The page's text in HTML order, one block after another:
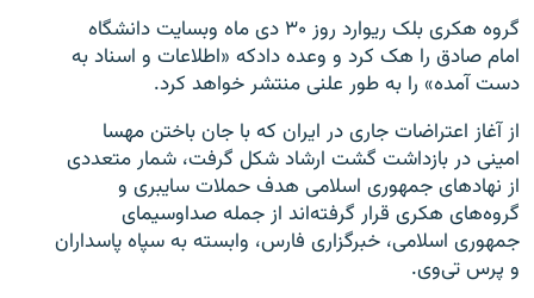
گروه هکری بلک ریوارد روز ۳۰ دی ماه وبسایت دانشگاه
امام صادق را هک کرد و وعده دادکه «اطلاعات و اسناد به
دست آمده» را به طور علنی منتشر خواهد کرد.
از آغاز اعتراضات جاری در ایران که با جان باختن مهسا
امینی در بازداشت گشت ارشاد شکل گرفت، شمار متعددی
از نهادهای جمهوری اسلامی هدف حملات سایبری و
گروه‌های هکری قرار گرفته‌اند از جمله صداوسیمای
جمهوری اسلامی، خبرگزاری فارس، وابسته به سپاه پاسداران
و پرس تی‌وی.